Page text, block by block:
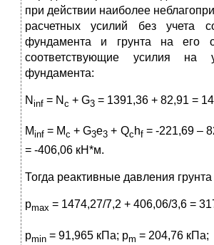
при действии наиболее
расчетных усилий без учета
фундамента и грунта на его
соответствующие усилия на
фундамента:
N inf = N c + G3 = 1391,36 + 82,91 =
Minf = Mc + G3e3 + Qc hf= -221,69 –
= -406,06 кН*м.
Тогда реактивные давления
pmax = 1474,27/7,2 + 406,06/3,6 =
pmin = 91,965 кПа; pm = 204,76 кПа;